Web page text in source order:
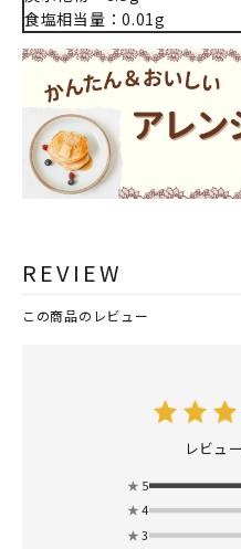
食塩相当量：0.01g
REVIEW
この商品のレビュー
レビュ
★ 5
★ 4
★ 3